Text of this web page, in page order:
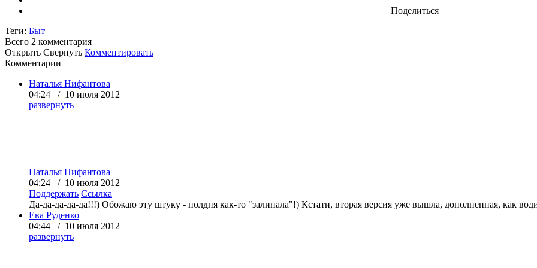
Поделиться
Теги: Быт
Всего 2 комментария
Открыть Свернуть Комментировать
Комментарии
Наталья Нифантова
04:24 / 10 июля 2012
развернуть
Наталья Нифантова
04:24 / 10 июля 2012
Поддержать Ссылка
Да-да-да-да-да!!!) Обожаю эту штуку - полдня как-то "залипала"!) Кстати, вторая версия уже вышла, дополненная, как
Ева Руденко
04:44 / 10 июля 2012
развернуть